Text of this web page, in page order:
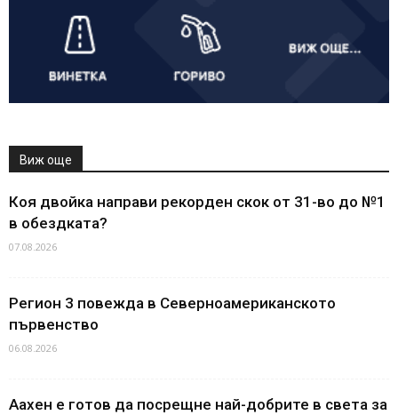
Виж още
Коя двойка направи рекорден скок от 31-во до №1
в обездката?
07.08.2026
Регион 3 повежда в Северноамериканското
първенство
06.08.2026
Аахен е готов да посрещне най-добрите в света за